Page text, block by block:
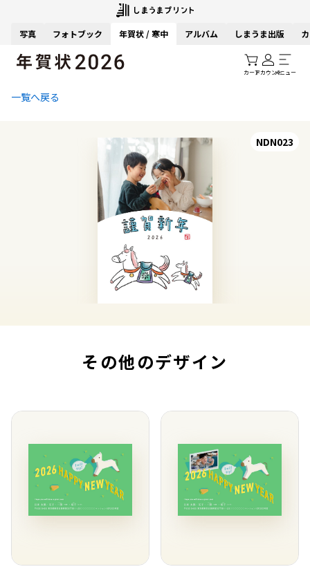
写真 フォトブック 年賀状 / 寒中 アルバム しまうま出版
カートアカウントメニュー
一覧へ戻る
NDN023
その他のデザイン